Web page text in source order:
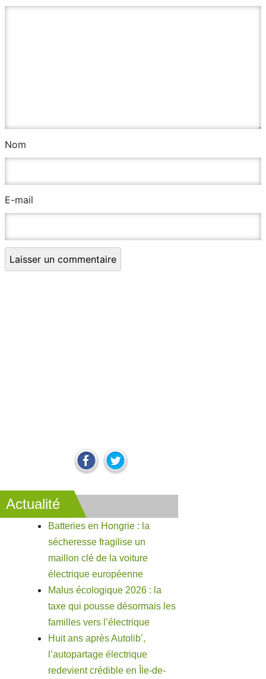
Nom
E-mail
Actualité
Batteries en Hongrie : la
sécheresse fragilise un
maillon clé de la voiture
électrique européenne
Malus écologique 2026 : la
taxe qui pousse désormais les
familles vers l’électrique
Huit ans après Autolib’,
l’autopartage électrique
redevient crédible en Île-de-